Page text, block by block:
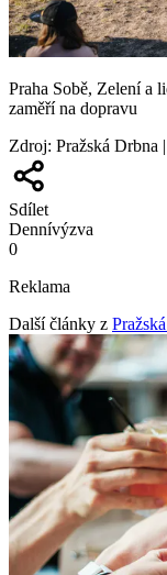
Praha Sobě, Zelení a
zaměří na dopravu
Zdroj: Pražská Drbna
Sdílet
Dennívýzva
0
Reklama
Další články z